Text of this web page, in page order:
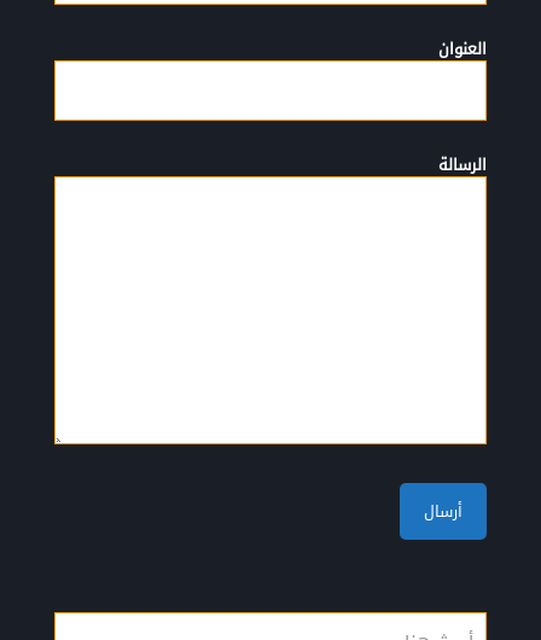
العنوان
الرسالة